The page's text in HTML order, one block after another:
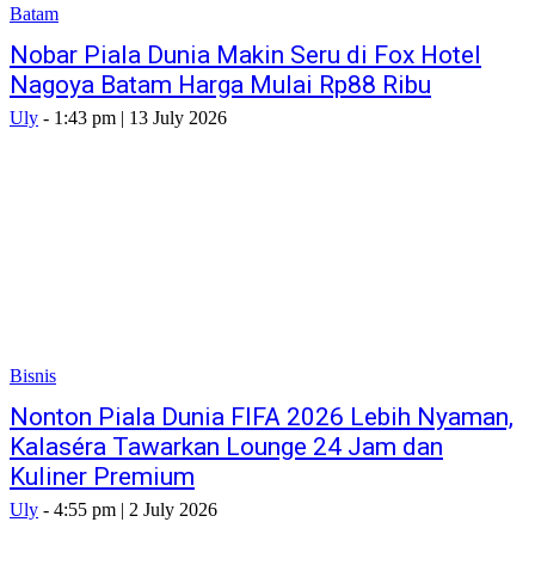
Batam
Nobar Piala Dunia Makin Seru di Fox Hotel
Nagoya Batam Harga Mulai Rp88 Ribu
Uly - 1:43 pm | 13 July 2026
Bisnis
Nonton Piala Dunia FIFA 2026 Lebih Nyaman,
Kalaséra Tawarkan Lounge 24 Jam dan
Kuliner Premium
Uly - 4:55 pm | 2 July 2026